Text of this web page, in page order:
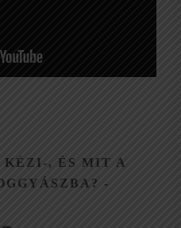
KÉZI-, ÉS MIT A